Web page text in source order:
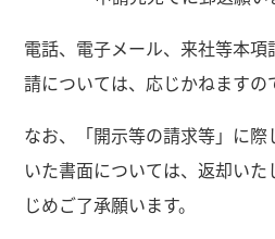
電話、電子メール、来社等本
請については、応じかねますの
なお、「開示等の請求等」に
いた書面については、返却い
じめご了承願います。